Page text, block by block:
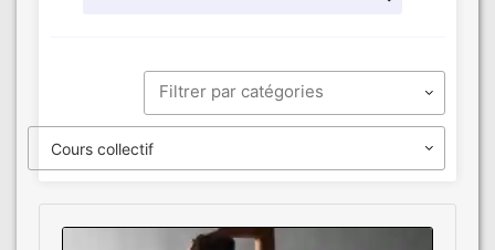
Cours collectif